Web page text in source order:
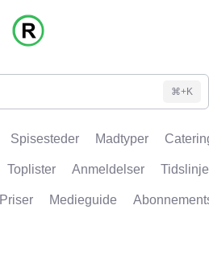
⌘+K
Spisesteder Madtyper
Toplister Anmeldelser Tidslinje
Priser Medieguide